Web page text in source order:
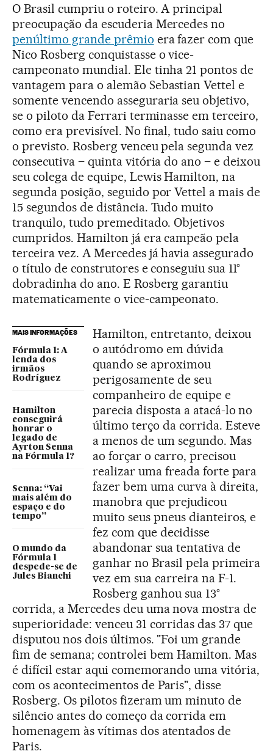
O Brasil cumpriu o roteiro. A principal
preocupação da escuderia Mercedes no
penúltimo grande prêmio era fazer com que
Nico Rosberg conquistasse o vice-
campeonato mundial. Ele tinha 21 pontos de
vantagem para o alemão Sebastian Vettel e
somente vencendo asseguraria seu objetivo,
se o piloto da Ferrari terminasse em terceiro,
como era previsível. No final, tudo saiu como
o previsto. Rosberg venceu pela segunda vez
consecutiva – quinta vitória do ano – e deixou
seu colega de equipe, Lewis Hamilton, na
segunda posição, seguido por Vettel a mais de
15 segundos de distância. Tudo muito
tranquilo, tudo premeditado. Objetivos
cumpridos. Hamilton já era campeão pela
terceira vez. A Mercedes já havia assegurado
o título de construtores e conseguiu sua 11°
dobradinha do ano. E Rosberg garantiu
matematicamente o vice-campeonato.
MAIS INFORMAÇÕES
Fórmula 1: A
lenda dos
irmãos
Rodríguez
Hamilton
conseguirá
honrar o
legado de
Ayrton Senna
na Fórmula 1?
Senna: “Vai
mais além do
espaço e do
tempo”
O mundo da
Fórmula 1
despede-se de
Jules Bianchi
Hamilton, entretanto, deixou
o autódromo em dúvida
quando se aproximou
perigosamente de seu
companheiro de equipe e
parecia disposta a atacá-lo no
último terço da corrida. Esteve
a menos de um segundo. Mas
ao forçar o carro, precisou
realizar uma freada forte para
fazer bem uma curva à direita,
manobra que prejudicou
muito seus pneus dianteiros, e
fez com que decidisse
abandonar sua tentativa de
ganhar no Brasil pela primeira
vez em sua carreira na F-1.
Rosberg ganhou sua 13°
corrida, a Mercedes deu uma nova mostra de
superioridade: venceu 31 corridas das 37 que
disputou nos dois últimos. "Foi um grande
fim de semana; controlei bem Hamilton. Mas
é difícil estar aqui comemorando uma vitória,
com os acontecimentos de Paris", disse
Rosberg. Os pilotos fizeram um minuto de
silêncio antes do começo da corrida em
homenagem às vítimas dos atentados de
Paris.